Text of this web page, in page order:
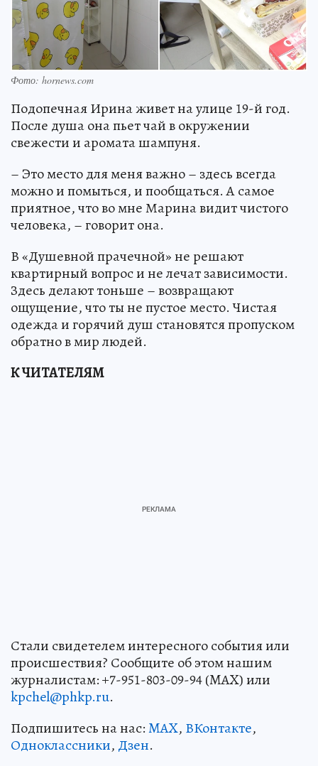
Фото: hornews.com
Подопечная Ирина живет на улице 19-й год.
После душа она пьет чай в окружении
свежести и аромата шампуня.
– Это место для меня важно – здесь всегда
можно и помыться, и пообщаться. А самое
приятное, что во мне Марина видит чистого
человека, – говорит она.
В «Душевной прачечной» не решают
квартирный вопрос и не лечат зависимости.
Здесь делают тоньше – возвращают
ощущение, что ты не пустое место. Чистая
одежда и горячий душ становятся пропуском
обратно в мир людей.
К ЧИТАТЕЛЯМ
Стали свидетелем интересного события или
происшествия? Сообщите об этом нашим
журналистам: +7-951-803-09-94 (MAX) или
kpchel@phkp.ru.
Подпишитесь на нас:MAX, ВКонтакте,
Одноклассники, Дзен.